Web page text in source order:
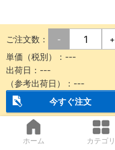
ご注文数： - +
単価（税別）： ---
出荷日： ---
（参考出荷日）： ---
今すぐ注文
ホーム カテゴリ